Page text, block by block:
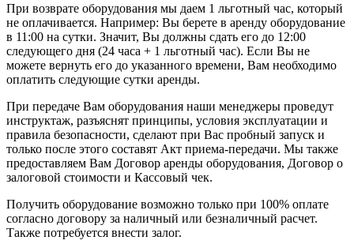
При возврате оборудования мы даем 1 льготный час, который
не оплачивается. Например: Вы берете в аренду оборудование
в 11:00 на сутки. Значит, Вы должны сдать его до 12:00
следующего дня (24 часа + 1 льготный час). Если Вы не
можете вернуть его до указанного времени, Вам необходимо
оплатить следующие сутки аренды.
При передаче Вам оборудования наши менеджеры проведут
инструктаж, разъяснят принципы, условия эксплуатации и
правила безопасности, сделают при Вас пробный запуск и
только после этого составят Акт приема-передачи. Мы также
предоставляем Вам Договор аренды оборудования, Договор о
залоговой стоимости и Кассовый чек.
Получить оборудование возможно только при 100% оплате
согласно договору за наличный или безналичный расчет.
Также потребуется внести залог.